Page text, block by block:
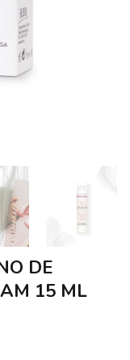
DE
15 ML